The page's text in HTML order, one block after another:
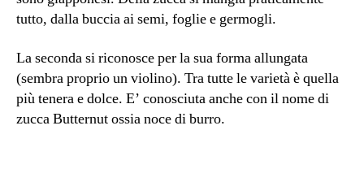
tutto, dalla buccia ai semi, foglie e germogli.
La seconda si riconosce per la sua forma allungata
(sembra proprio un violino). Tra tutte le varietà è quella
più tenera e dolce. E’ conosciuta anche con il nome di
zucca Butternut ossia noce di burro.